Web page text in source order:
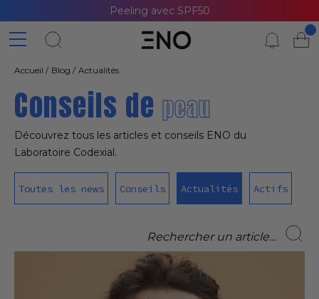
Accueil Blog Actualités
Conseils depeau
Découvrez tous les articles et conseils ENO du
Laboratoire Codexial.
Toutes les news Conseils Actualités Actifs
Peeling avec SPF50